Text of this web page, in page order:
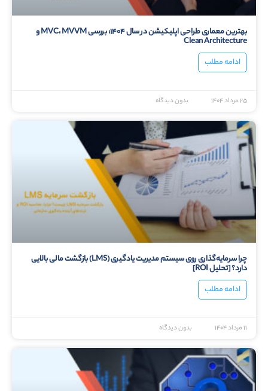
بهترین معماری طراحی اپلیکیشن در سال ۱۴۰۴: بررسی MVC، MVVM و
Clean Architecture
ادامه مطلب
۲۵ مرداد ۱۴۰۴ بدون دیدگاه
چرا سرمایه‌گذاری روی سیستم مدیریت یادگیری (LMS) بازگشت مالی بالایی
دارد؟ [تحلیل ROI]
ادامه مطلب
۱۱ مرداد ۱۴۰۴ بدون دیدگاه